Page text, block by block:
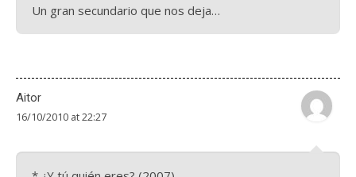
Un gran secundario que nos deja…
Aitor
16/10/2010 at 22:27